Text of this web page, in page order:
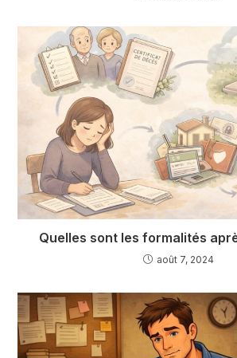
Quelles sont les formalités
août 7, 2024